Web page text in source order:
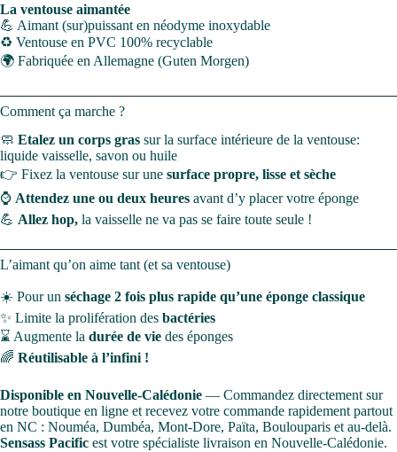
La ventouse aimantée
💪 Aimant (sur)puissant en néodyme inoxydable
♻️ Ventouse en PVC 100% recyclable
🌍 Fabriquée en Allemagne (Guten Morgen)
Comment ça marche ?
🧼 Etalez un corps gras sur la surface intérieure de la ventouse:
liquide vaisselle, savon ou huile
👉 Fixez la ventouse sur une surface propre, lisse et sèche
⌚ Attendez une ou deux heures avant d’y placer votre éponge
💪 Allez hop, la vaisselle ne va pas se faire toute seule !
L’aimant qu’on aime tant (et sa ventouse)
☀️ Pour un séchage 2 fois plus rapide qu’une éponge classique
✨ Limite la prolifération des bactéries
⌛ Augmente la durée de vie des éponges
🌈 Réutilisable à l’infini !
Disponible en Nouvelle-Calédonie — Commandez directement sur
notre boutique en ligne et recevez votre commande rapidement partout
en NC : Nouméa, Dumbéa, Mont-Dore, Païta, Boulouparis et au-delà.
Sensass Pacific est votre spécialiste livraison en Nouvelle-Calédonie.